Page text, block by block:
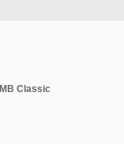
MB Classic